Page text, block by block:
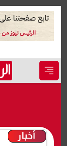
أخبار